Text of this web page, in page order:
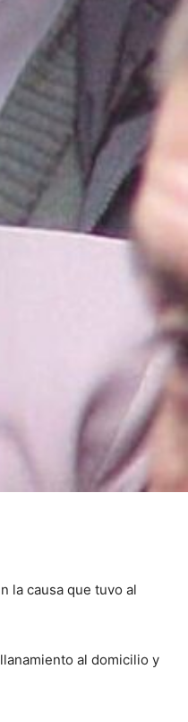
la causa que tuvo al
al domicilio y